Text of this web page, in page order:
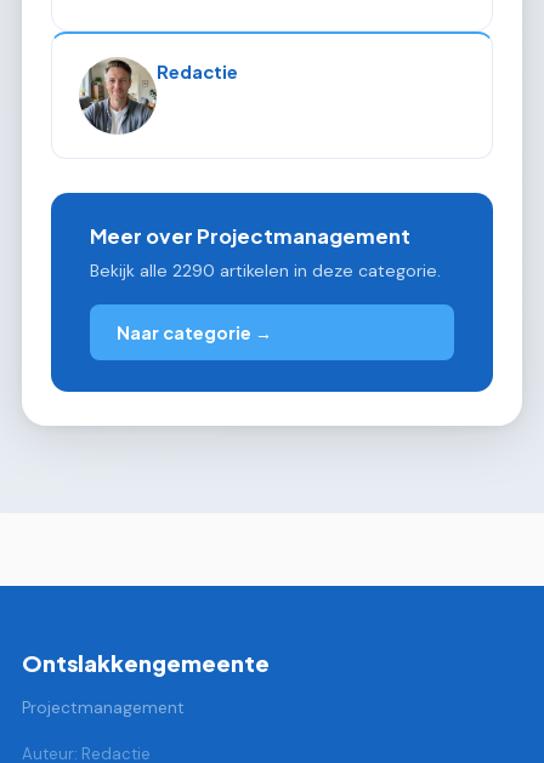
Redactie
Meer over Projectmanagement
Bekijk alle 2290 artikelen in deze categorie.
Naar categorie →
Ontslakkengemeente
Projectmanagement
Auteur: Redactie